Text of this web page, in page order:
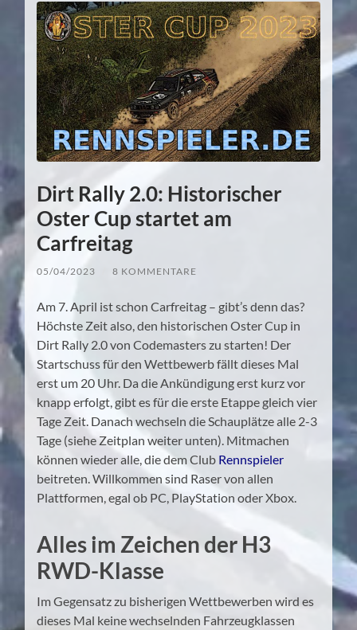
Dirt Rally 2.0: Historischer
Oster Cup startet am
Carfreitag
05/04/2023 8 KOMMENTARE
Am 7. April ist schon Carfreitag – gibt’s denn das?
Höchste Zeit also, den historischen Oster Cup in
Dirt Rally 2.0 von Codemasters zu starten! Der
Startschuss für den Wettbewerb fällt dieses Mal
erst um 20 Uhr. Da die Ankündigung erst kurz vor
knapp erfolgt, gibt es für die erste Etappe gleich vier
Tage Zeit. Danach wechseln die Schauplätze alle 2-3
Tage (siehe Zeitplan weiter unten). Mitmachen
können wieder alle, die dem Club Rennspieler
beitreten. Willkommen sind Raser von allen
Plattformen, egal ob PC, PlayStation oder Xbox.
Alles im Zeichen der H3
RWD-Klasse
Im Gegensatz zu bisherigen Wettbewerben wird es
dieses Mal keine wechselnden Fahrzeugklassen